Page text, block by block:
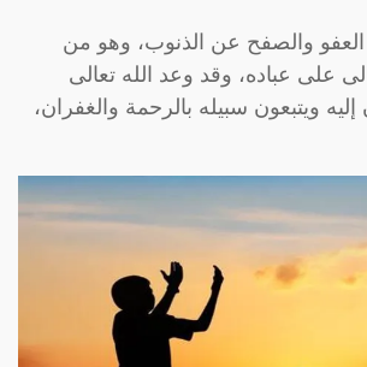
والصفح عن الذنوب، وهو من
على عباده، وقد وعد الله تعالى
إليه ويتبعون سبيله بالرحمة والغفران،